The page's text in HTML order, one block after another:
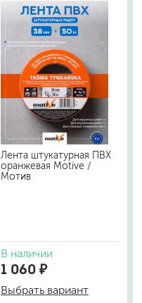
Лента штукатурная ПВХ
оранжевая Motive /
Мотив
В наличии
1 060 ₽
Выбрать вариант